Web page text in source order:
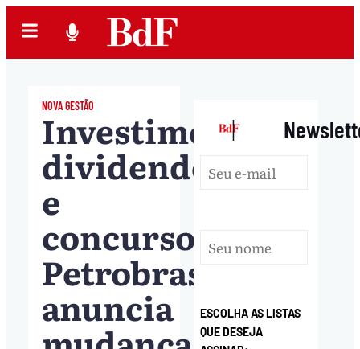
NOVA GESTÃO
Investimento,
dividendo
e
concurso:
Petrobras
anuncia
|
ESCOLHA AS LISTAS
QUE DESEJA